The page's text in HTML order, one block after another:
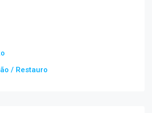
/ Restauro